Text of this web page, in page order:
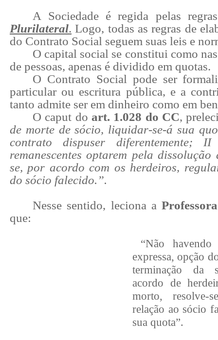
A Sociedade é regida pelas
Plurilateral. Logo, todas as regras de
do Contrato Social seguem suas leis e
O capital social se constitui como
de pessoas, apenas é dividido em quotas.
O Contrato Social pode ser
particular ou escritura pública, e a
tanto admite ser em dinheiro como em
O caput doart. 1.028 do CC,
de morte de sócio, liquidar-se-á sua
contrato dispuser diferentemente;
remanescentes optarem pela
se, por acordo com os herdeiros,
do sócio falecido.”.
Nesse sentido, leciona a
que:
“Não havendo
expressa, opção
terminação da
acordo de
morto, resolve-
relação ao sócio
sua quota”.